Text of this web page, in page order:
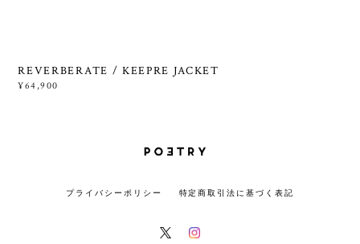
REVERBERATE / KEEPRE JACKET
¥64,900
プライバシーポリシー 特定商取引法に基づく表記